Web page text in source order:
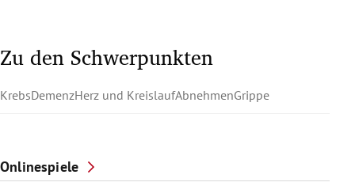
Zu den Schwerpunkten
KrebsDemenzHerz und KreislaufAbnehmenGrippe
Onlinespiele